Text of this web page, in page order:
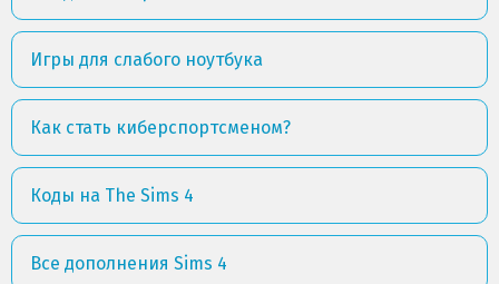
Игры для слабого ноутбука
Как стать киберспортсменом?
Коды на The Sims 4
Все дополнения Sims 4